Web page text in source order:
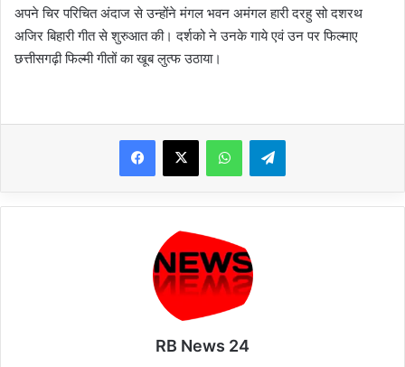
अपने चिर परिचित अंदाज से उन्होंने मंगल भवन अमंगल हारी दरहु सो दशरथ
अजिर बिहारी गीत से शुरुआत की। दर्शको ने उनके गाये एवं उन पर फिल्माए
छत्तीसगढ़ी फिल्मी गीतों का खूब लुत्फ उठाया।
WhatsAppTelegram
RB News 24